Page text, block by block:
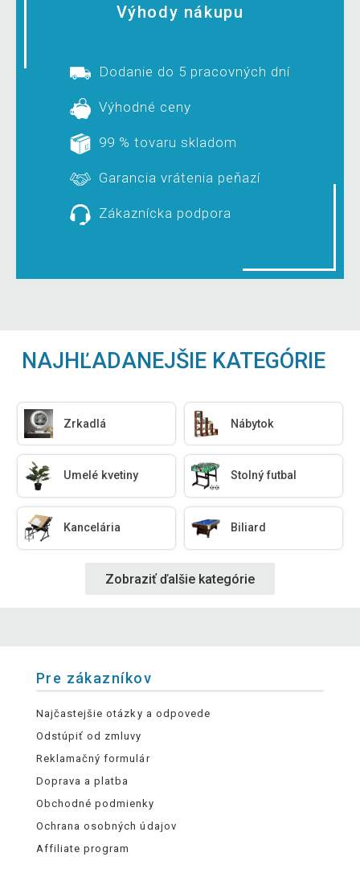
Výhody nákupu
Dodanie do 5 pracovných dní
Výhodné ceny
99 % tovaru skladom
Garancia vrátenia peňazí
Zákaznícka podpora
NAJHĽADANEJŠIE KATEGÓRIE
Zrkadlá Nábytok
Umelé kvetiny Stolný futbal
Kancelária Biliard
Zobraziť ďalšie kategórie
Pre zákazníkov
Najčastejšie otázky a odpovede
Odstúpiť od zmluvy
Reklamačný formulár
Doprava a platba
Obchodné podmienky
Ochrana osobných údajov
Affiliate program